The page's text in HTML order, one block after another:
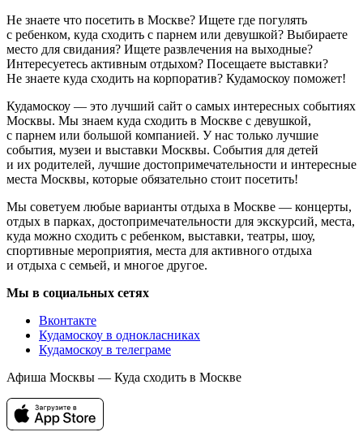
Не знаете что посетить в Москве? Ищете где погулять
с ребенком, куда сходить с парнем или девушкой? Выбираете
место для свидания? Ищете развлечения на выходные?
Интересуетесь активным отдыхом? Посещаете выставки?
Не знаете куда сходить на корпоратив? Кудамоскоу поможет!
Кудамоскоу — это лучший сайт о самых интересных событиях
Москвы. Мы знаем куда сходить в Москве с девушкой,
с парнем или большой компанией. У нас только лучшие
события, музеи и выставки Москвы. События для детей
и их родителей, лучшие достопримечательности и интересные
места Москвы, которые обязательно стоит посетить!
Мы советуем любые варианты отдыха в Москве — концерты,
отдых в парках, достопримечательности для экскурсий, места,
куда можно сходить с ребенком, выставки, театры, шоу,
спортивные мероприятия, места для активного отдыха
и отдыха с семьей, и многое другое.
Мы в социальных сетях
Вконтакте
Кудамоскоу в однокласниках
Кудамоскоу в телеграме
Афиша Москвы — Куда сходить в Москве